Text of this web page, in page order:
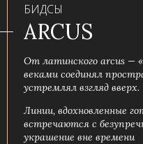
БИДСЫ
ARCUS
От латинского arcus —
веками соединял
устремлял взгляд вверх.
Линии, вдохновленные
встречаются с
украшение вне времени